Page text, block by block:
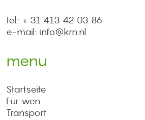
tel.: + 31 413 42 03 86
e-mail: info@krn.nl
menu
Startseite
Für wen
Transport